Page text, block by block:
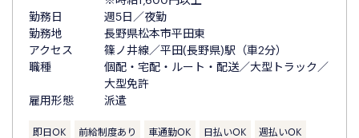
勤務日
週5日／夜勤
勤務地
長野県松本市平田東
アクセス
篠ノ井線／平田(長野県)駅（車2分）
職種
個配・宅配・ルート・配送／大型トラック／
大型免許
雇用形態
派遣
即日OK 前給制度あり 車通勤OK 日払いOK 週払いOK